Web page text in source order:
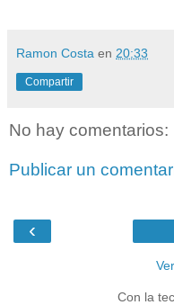
Ramon Costa en 20:33
Compartir
No hay comentarios:
Publicar un
‹
Con la